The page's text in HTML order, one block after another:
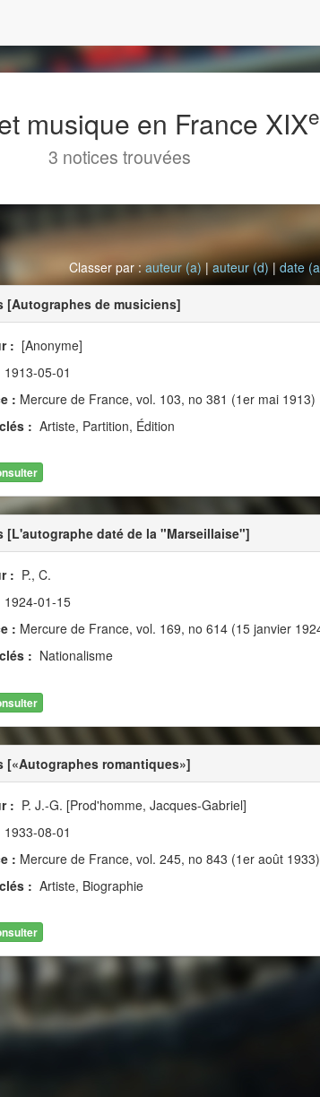
musique en France XIXe
3 notices trouvées
Classer par :auteur (a)|auteur (d)|date
[Autographes de musiciens]
: [Anonyme]
1913-05-01
: Mercure de France, vol. 103, no 381 (1er mai 1913)
: Artiste, Partition, Édition
[L'autographe daté de la "Marseillaise"]
: P., C.
1924-01-15
: Mercure de France, vol. 169, no 614 (15 janvier
: Nationalisme
[«Autographes romantiques»]
: P. J.-G. [Prod'homme, Jacques-Gabriel]
1933-08-01
: Mercure de France, vol. 245, no 843 (1er août 1933)
: Artiste, Biographie